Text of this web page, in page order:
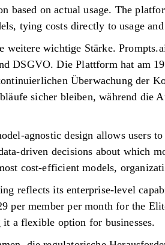
based on actual usage. The
tying costs directly to usage
weitere wichtige Stärke.
DSGVO. Die Plattform hat am
Überwachung der
sicher bleiben, während die
agnostic design allows users
driven decisions about which
cost-efficient models,
reflects its enterprise-level
per member per month for the
it a flexible option for businesses.